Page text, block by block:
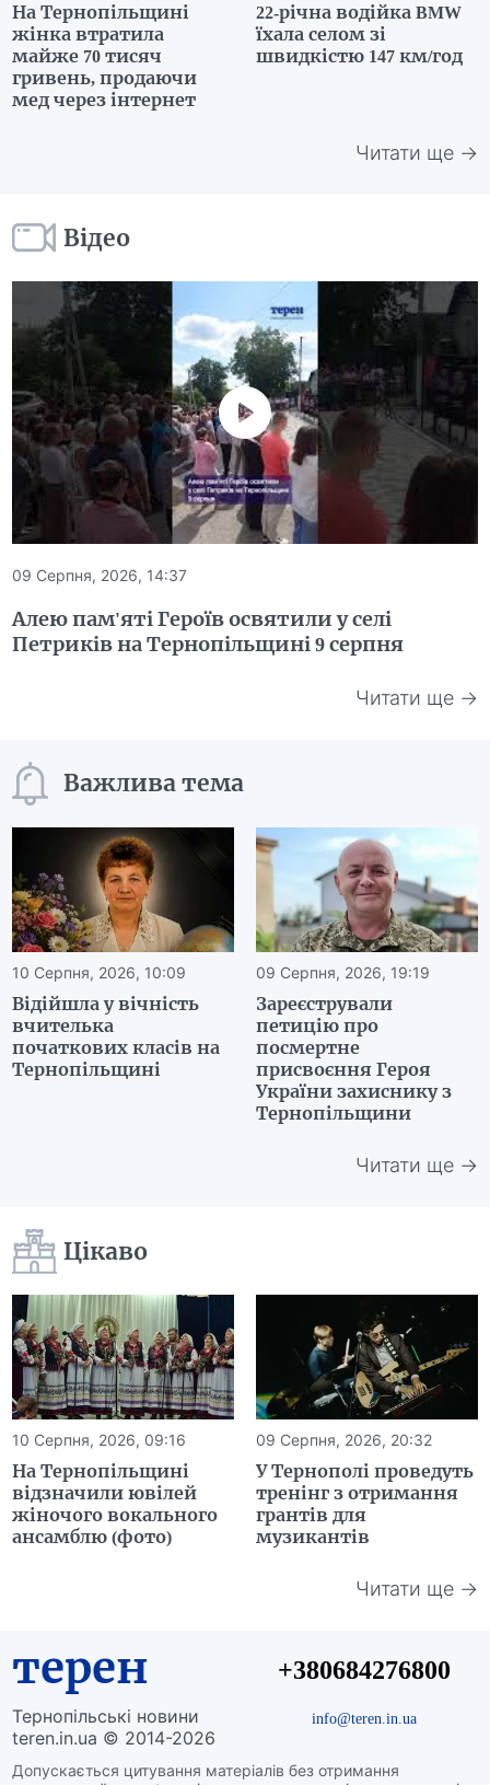
На Тернопільщині
жінка втратила
майже 70 тисяч
гривень, продаючи
мед через інтернет
22-річна водійка BMW
їхала селом зі
швидкістю 147 км/год
Читати ще →
Відео
09 Серпня, 2026, 14:37
Алею пам'яті Героїв освятили у селі
Петриків на Тернопільщині 9 серпня
Читати ще →
Важлива тема
10 Серпня, 2026, 10:09
Відійшла у вічність
вчителька
початкових класів на
Тернопільщині
09 Серпня, 2026, 19:19
Зареєстрували
петицію про
посмертне
присвоєння Героя
України захиснику з
Тернопільщини
Читати ще →
Цікаво
10 Серпня, 2026, 09:16
На Тернопільщині
відзначили ювілей
жіночого вокального
ансамблю (фото)
09 Серпня, 2026, 20:32
У Тернополі проведуть
тренінг з отримання
грантів для
музикантів
Читати ще →
терен
Тернопільські новини
teren.in.ua © 2014-2026
Допускається цитування матеріалів без отримання
+380684276800
info@teren.in.ua